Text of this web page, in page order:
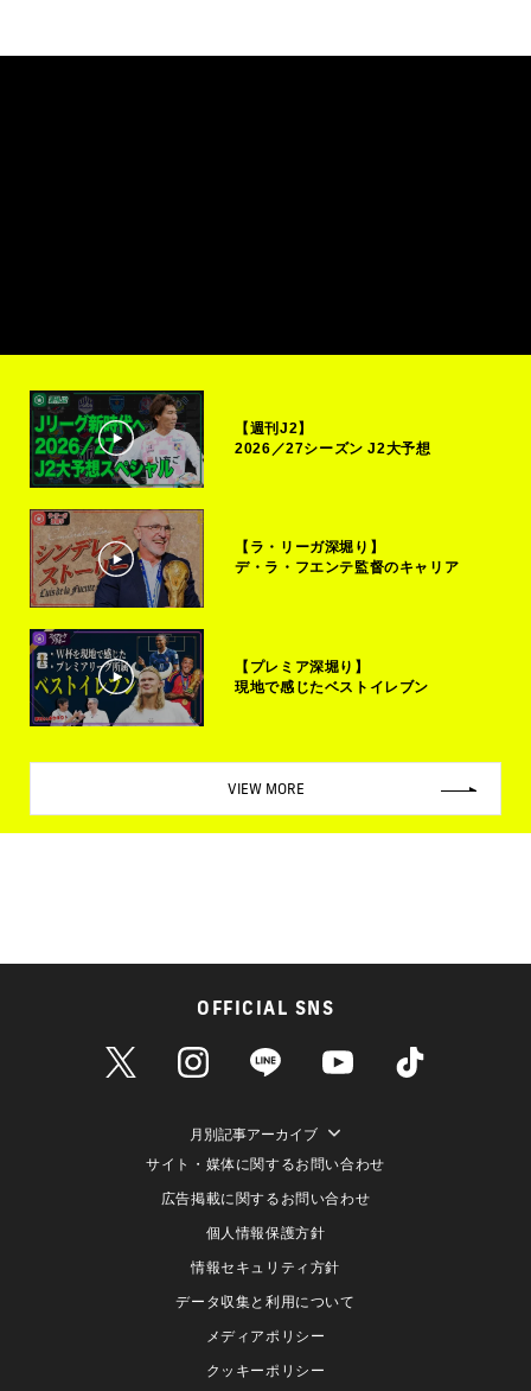
【週刊J2】
2026／27シーズン J2大予想
【ラ・リーガ深堀り】
デ・ラ・フエンテ監督のキャリア
【プレミア深堀り】
現地で感じたベストイレブン
VIEW MORE
OFFICIAL SNS
月別記事アーカイブ
サイト・媒体に関するお問い合わせ
広告掲載に関するお問い合わせ
個人情報保護方針
情報セキュリティ方針
データ収集と利用について
メディアポリシー
クッキーポリシー